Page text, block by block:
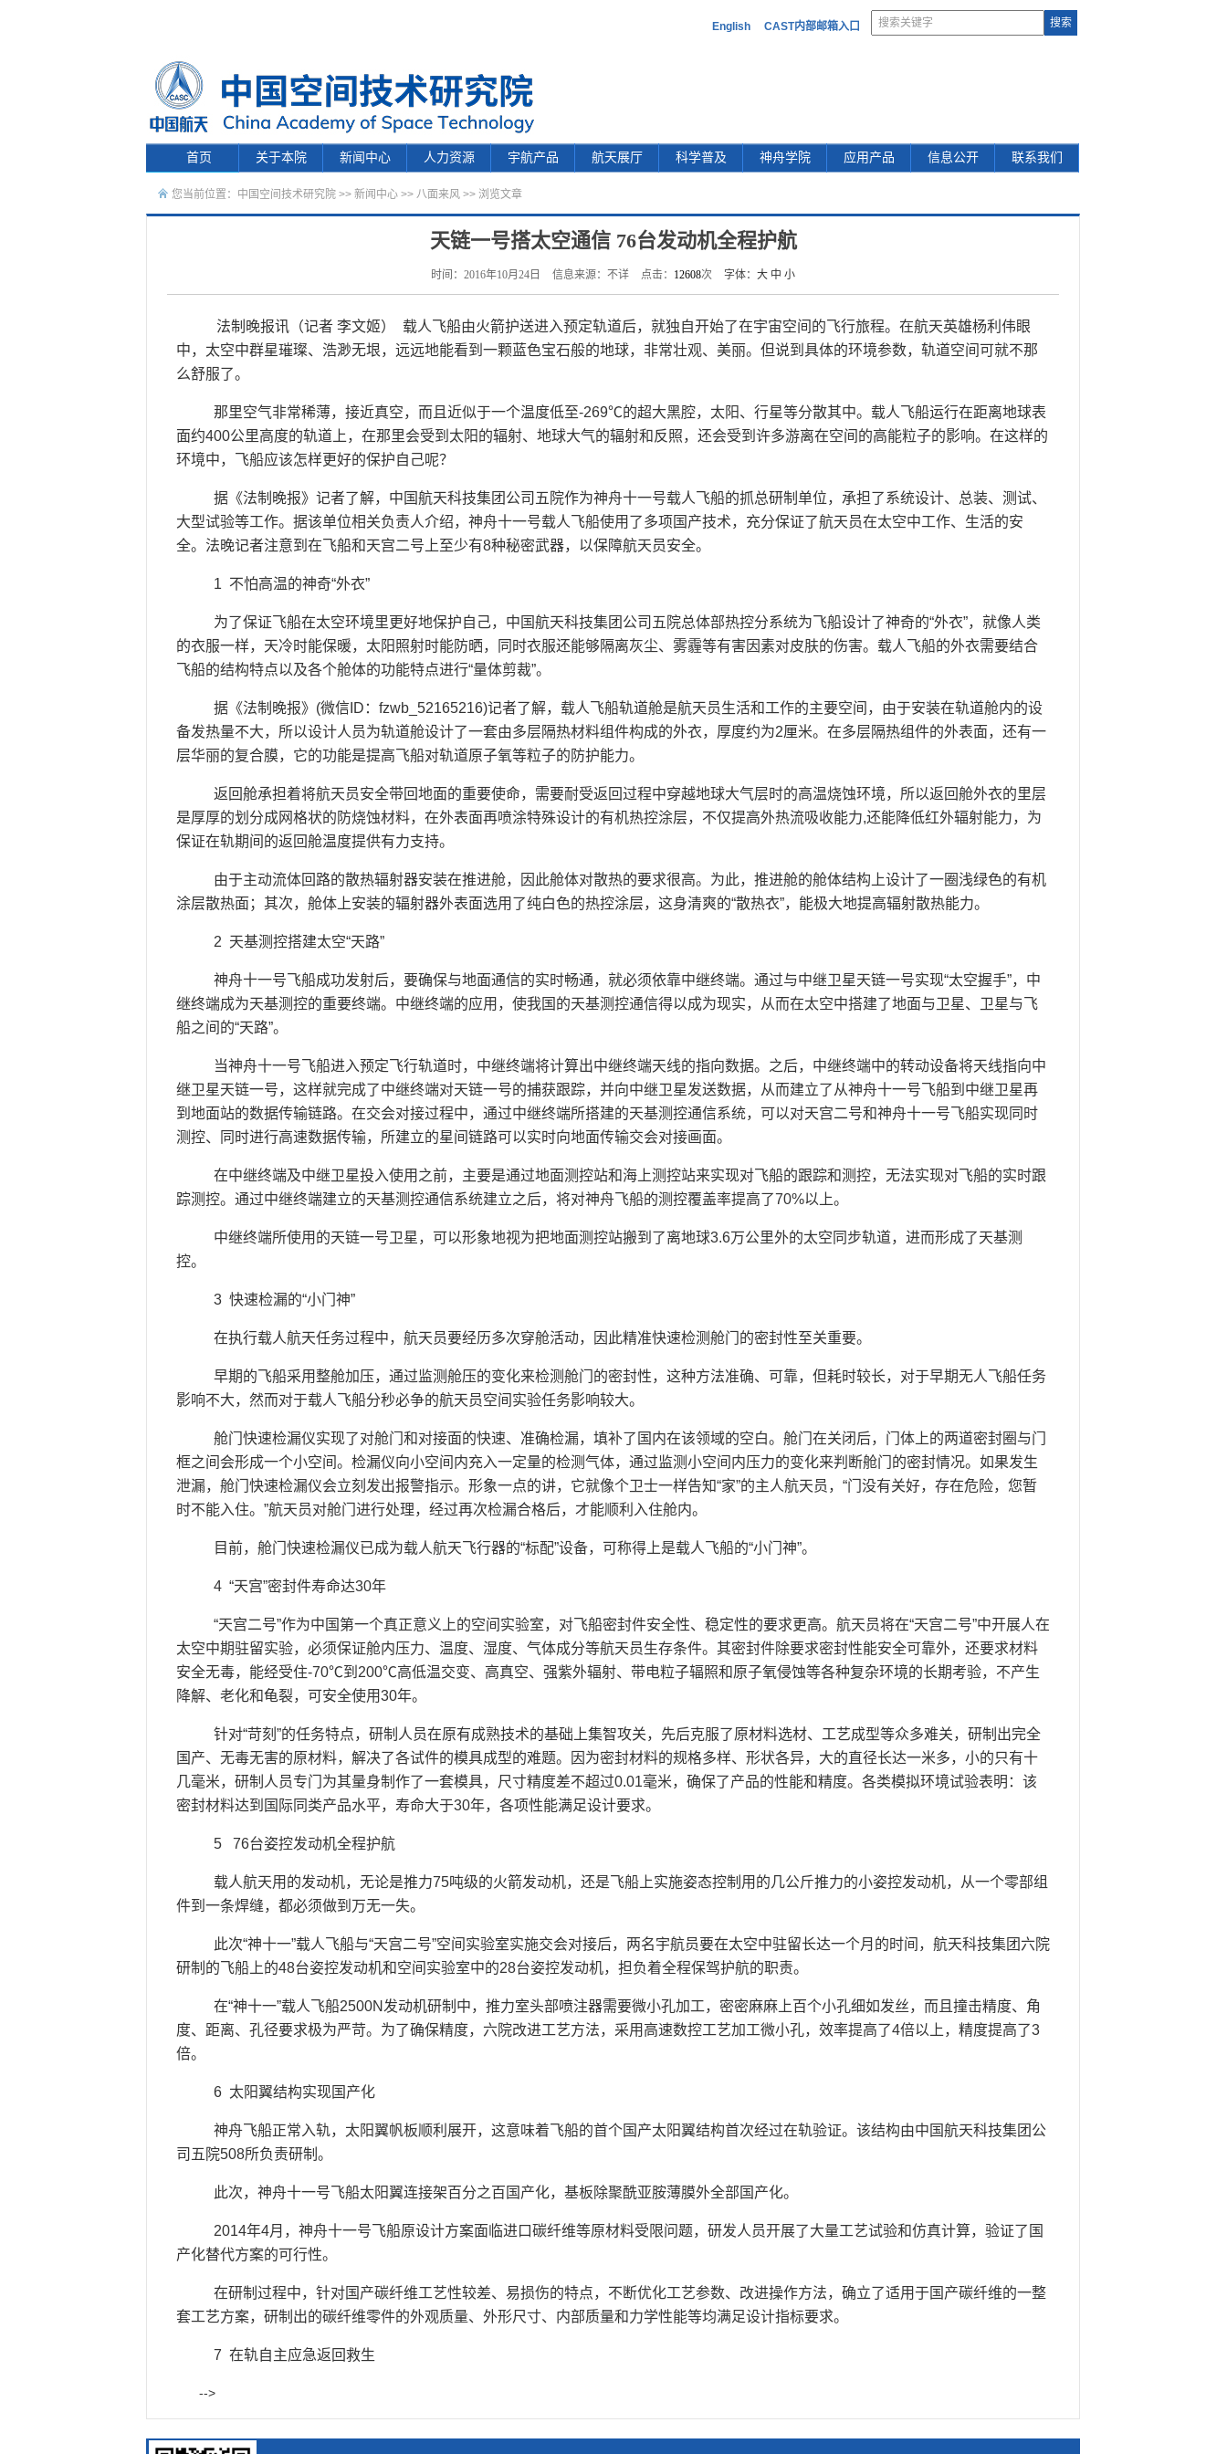
English CAST内部邮箱入口
首页 关于本院 新闻中心 人力资源 宇航产品 航天展厅 科学普及 神舟学院 应用产品 信息公开 联系我们
您当前位置： 中国空间技术研究院 >> 新闻中心 >> 八面来风 >> 浏览文章
天链一号搭太空通信 76台发动机全程护航
时间：2016年10月24日 信息来源：不详 点击： 12608次 字体： 大 中 小
法制晚报讯（记者 李文姬） 载人飞船由火箭护送进入预定轨道后，就独自开始了在宇宙空间的飞行旅程。在航天英雄杨利伟眼
中，太空中群星璀璨、浩渺无垠，远远地能看到一颗蓝色宝石般的地球，非常壮观、美丽。但说到具体的环境参数，轨道空间可就不那
么舒服了。
那里空气非常稀薄，接近真空，而且近似于一个温度低至-269℃的超大黑腔，太阳、行星等分散其中。载人飞船运行在距离地球表
面约400公里高度的轨道上，在那里会受到太阳的辐射、地球大气的辐射和反照，还会受到许多游离在空间的高能粒子的影响。在这样的
环境中，飞船应该怎样更好的保护自己呢？
据《法制晚报》记者了解，中国航天科技集团公司五院作为神舟十一号载人飞船的抓总研制单位，承担了系统设计、总装、测试、
大型试验等工作。据该单位相关负责人介绍，神舟十一号载人飞船使用了多项国产技术，充分保证了航天员在太空中工作、生活的安
全。法晚记者注意到在飞船和天宫二号上至少有8种秘密武器，以保障航天员安全。
1 不怕高温的神奇“外衣”
为了保证飞船在太空环境里更好地保护自己，中国航天科技集团公司五院总体部热控分系统为飞船设计了神奇的“外衣”，就像人类
的衣服一样，天冷时能保暖，太阳照射时能防晒，同时衣服还能够隔离灰尘、雾霾等有害因素对皮肤的伤害。载人飞船的外衣需要结合
飞船的结构特点以及各个舱体的功能特点进行“量体剪裁”。
据《法制晚报》(微信ID：fzwb_52165216)记者了解，载人飞船轨道舱是航天员生活和工作的主要空间，由于安装在轨道舱内的设
备发热量不大，所以设计人员为轨道舱设计了一套由多层隔热材料组件构成的外衣，厚度约为2厘米。在多层隔热组件的外表面，还有一
层华丽的复合膜，它的功能是提高飞船对轨道原子氧等粒子的防护能力。
返回舱承担着将航天员安全带回地面的重要使命，需要耐受返回过程中穿越地球大气层时的高温烧蚀环境，所以返回舱外衣的里层
是厚厚的划分成网格状的防烧蚀材料，在外表面再喷涂特殊设计的有机热控涂层，不仅提高外热流吸收能力,还能降低红外辐射能力，为
保证在轨期间的返回舱温度提供有力支持。
由于主动流体回路的散热辐射器安装在推进舱，因此舱体对散热的要求很高。为此，推进舱的舱体结构上设计了一圈浅绿色的有机
涂层散热面；其次，舱体上安装的辐射器外表面选用了纯白色的热控涂层，这身清爽的“散热衣”，能极大地提高辐射散热能力。
2 天基测控搭建太空“天路”
神舟十一号飞船成功发射后，要确保与地面通信的实时畅通，就必须依靠中继终端。通过与中继卫星天链一号实现“太空握手”，中
继终端成为天基测控的重要终端。中继终端的应用，使我国的天基测控通信得以成为现实，从而在太空中搭建了地面与卫星、卫星与飞
船之间的“天路”。
当神舟十一号飞船进入预定飞行轨道时，中继终端将计算出中继终端天线的指向数据。之后，中继终端中的转动设备将天线指向中
继卫星天链一号，这样就完成了中继终端对天链一号的捕获跟踪，并向中继卫星发送数据，从而建立了从神舟十一号飞船到中继卫星再
到地面站的数据传输链路。在交会对接过程中，通过中继终端所搭建的天基测控通信系统，可以对天宫二号和神舟十一号飞船实现同时
测控、同时进行高速数据传输，所建立的星间链路可以实时向地面传输交会对接画面。
在中继终端及中继卫星投入使用之前，主要是通过地面测控站和海上测控站来实现对飞船的跟踪和测控，无法实现对飞船的实时跟
踪测控。通过中继终端建立的天基测控通信系统建立之后，将对神舟飞船的测控覆盖率提高了70%以上。
中继终端所使用的天链一号卫星，可以形象地视为把地面测控站搬到了离地球3.6万公里外的太空同步轨道，进而形成了天基测
控。
3 快速检漏的“小门神”
在执行载人航天任务过程中，航天员要经历多次穿舱活动，因此精准快速检测舱门的密封性至关重要。
早期的飞船采用整舱加压，通过监测舱压的变化来检测舱门的密封性，这种方法准确、可靠，但耗时较长，对于早期无人飞船任务
影响不大，然而对于载人飞船分秒必争的航天员空间实验任务影响较大。
舱门快速检漏仪实现了对舱门和对接面的快速、准确检漏，填补了国内在该领域的空白。舱门在关闭后，门体上的两道密封圈与门
框之间会形成一个小空间。检漏仪向小空间内充入一定量的检测气体，通过监测小空间内压力的变化来判断舱门的密封情况。如果发生
泄漏，舱门快速检漏仪会立刻发出报警指示。形象一点的讲，它就像个卫士一样告知“家”的主人航天员，“门没有关好，存在危险，您暂
时不能入住。”航天员对舱门进行处理，经过再次检漏合格后，才能顺利入住舱内。
目前，舱门快速检漏仪已成为载人航天飞行器的“标配”设备，可称得上是载人飞船的“小门神”。
4 “天宫”密封件寿命达30年
“天宫二号”作为中国第一个真正意义上的空间实验室，对飞船密封件安全性、稳定性的要求更高。航天员将在“天宫二号”中开展人在
太空中期驻留实验，必须保证舱内压力、温度、湿度、气体成分等航天员生存条件。其密封件除要求密封性能安全可靠外，还要求材料
安全无毒，能经受住-70℃到200℃高低温交变、高真空、强紫外辐射、带电粒子辐照和原子氧侵蚀等各种复杂环境的长期考验，不产生
降解、老化和龟裂，可安全使用30年。
针对“苛刻”的任务特点，研制人员在原有成熟技术的基础上集智攻关，先后克服了原材料选材、工艺成型等众多难关，研制出完全
国产、无毒无害的原材料，解决了各试件的模具成型的难题。因为密封材料的规格多样、形状各异，大的直径长达一米多，小的只有十
几毫米，研制人员专门为其量身制作了一套模具，尺寸精度差不超过0.01毫米，确保了产品的性能和精度。各类模拟环境试验表明：该
密封材料达到国际同类产品水平，寿命大于30年，各项性能满足设计要求。
5 76台姿控发动机全程护航
载人航天用的发动机，无论是推力75吨级的火箭发动机，还是飞船上实施姿态控制用的几公斤推力的小姿控发动机，从一个零部组
件到一条焊缝，都必须做到万无一失。
此次“神十一”载人飞船与“天宫二号”空间实验室实施交会对接后，两名宇航员要在太空中驻留长达一个月的时间，航天科技集团六院
研制的飞船上的48台姿控发动机和空间实验室中的28台姿控发动机，担负着全程保驾护航的职责。
在“神十一”载人飞船2500N发动机研制中，推力室头部喷注器需要微小孔加工，密密麻麻上百个小孔细如发丝，而且撞击精度、角
度、距离、孔径要求极为严苛。为了确保精度，六院改进工艺方法，采用高速数控工艺加工微小孔，效率提高了4倍以上，精度提高了3
倍。
6 太阳翼结构实现国产化
神舟飞船正常入轨，太阳翼帆板顺利展开，这意味着飞船的首个国产太阳翼结构首次经过在轨验证。该结构由中国航天科技集团公
司五院508所负责研制。
此次，神舟十一号飞船太阳翼连接架百分之百国产化，基板除聚酰亚胺薄膜外全部国产化。
2014年4月，神舟十一号飞船原设计方案面临进口碳纤维等原材料受限问题，研发人员开展了大量工艺试验和仿真计算，验证了国
产化替代方案的可行性。
在研制过程中，针对国产碳纤维工艺性较差、易损伤的特点，不断优化工艺参数、改进操作方法，确立了适用于国产碳纤维的一整
套工艺方案，研制出的碳纤维零件的外观质量、外形尺寸、内部质量和力学性能等均满足设计指标要求。
7 在轨自主应急返回救生
-->